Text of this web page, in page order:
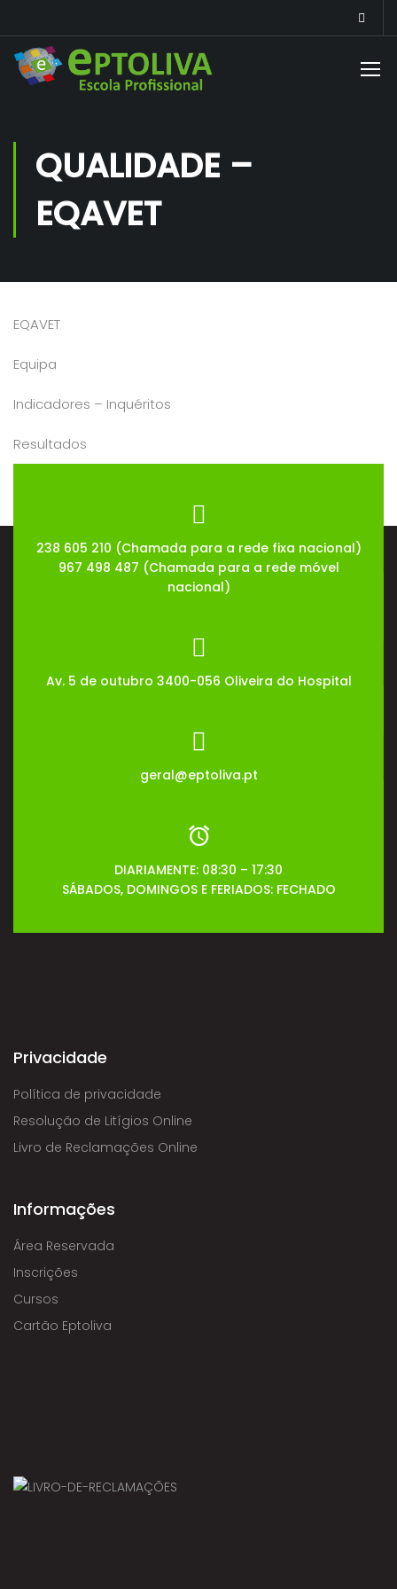
QUALIDADE –
EQAVET
EQAVET
Equipa
Indicadores – Inquéritos
Resultados
238 605 210 (Chamada para a rede fixa nacional)
967 498 487 (Chamada para a rede móvel
nacional)
Av. 5 de outubro 3400-056 Oliveira do Hospital
geral@eptoliva.pt
DIARIAMENTE: 08:30 – 17:30
SÁBADOS, DOMINGOS E FERIADOS: FECHADO
Privacidade
Política de privacidade
Resolução de Litígios Online
Livro de Reclamações Online
Informações
Área Reservada
Inscrições
Cursos
Cartão Eptoliva